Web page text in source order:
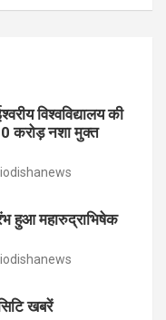
विश्वविद्यालय की
करोड़ नशा मुक्त
हुआ महारुद्राभिषेक
खबरें